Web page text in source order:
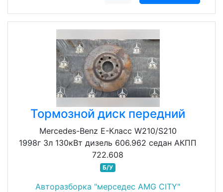
Тормозной диск передний
Mercedes-Benz E-Класс W210/S210
1998г 3л 130кВт дизель 606.962 седан АКПП
722.608
Б/У
Авторазборка "мерседес AMG CITY"